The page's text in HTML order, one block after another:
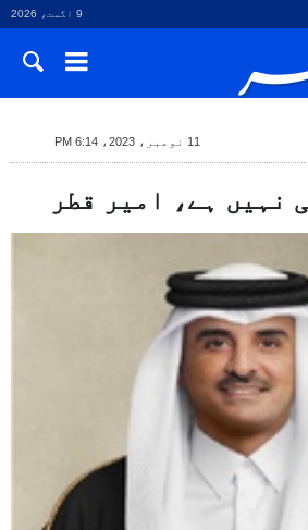
9 اگست، 2026
11 نومبر، 2023، 6:14 PM
نہیں ہے، امیر قطر